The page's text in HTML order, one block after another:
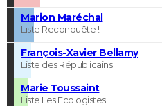
Marion Maréchal
Liste Reconquête !
François-Xavier Bellamy
Liste des Républicains
Marie Toussaint
Liste Les Ecologistes